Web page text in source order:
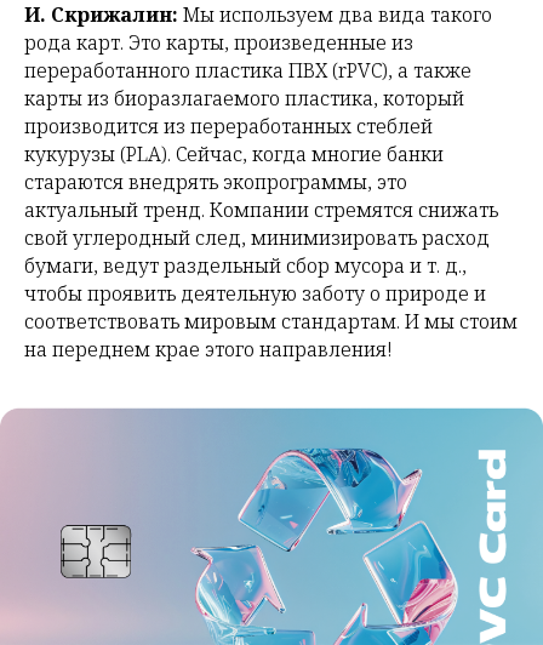
И. Скрижалин: Мы используем два вида такого
рода карт. Это карты, произведенные из
переработанного пластика ПВХ (rPVC), а также
карты из биоразлагаемого пластика, который
производится из переработанных стеблей
кукурузы (PLA). Сейчас, когда многие банки
стараются внедрять экопрограммы, это
актуальный тренд. Компании стремятся снижать
свой углеродный след, минимизировать расход
бумаги, ведут раздельный сбор мусора и т. д.,
чтобы проявить деятельную заботу о природе и
соответствовать мировым стандартам. И мы стоим
на переднем крае этого направления!